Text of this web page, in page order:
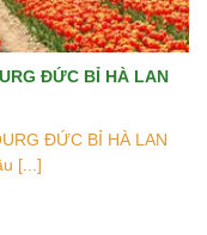
ĐỨC BỈ HÀ LAN
ĐỨC BỈ HÀ LAN
[...]